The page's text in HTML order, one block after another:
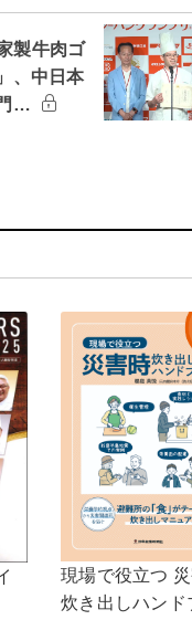
製牛肉ゴ
、中日本
…
現場で役立つ
炊き出しハンド